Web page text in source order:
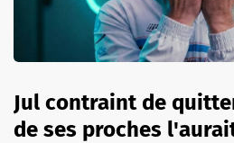
Jul contraint de
de ses proches